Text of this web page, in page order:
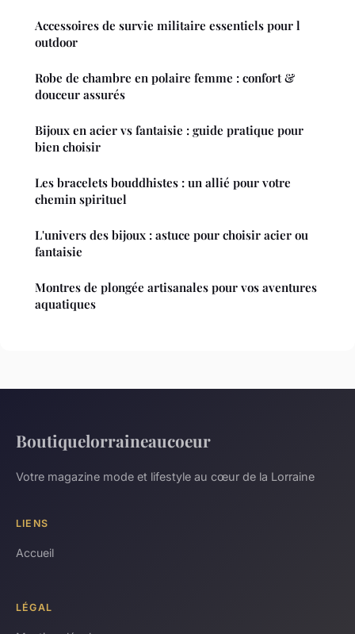
Accessoires de survie militaire essentiels pour l
outdoor
Robe de chambre en polaire femme : confort &
douceur assurés
Bijoux en acier vs fantaisie : guide pratique pour
bien choisir
Les bracelets bouddhistes : un allié pour votre
chemin spirituel
L'univers des bijoux : astuce pour choisir acier ou
fantaisie
Montres de plongée artisanales pour vos aventures
aquatiques
Boutiquelorraineaucoeur
Votre magazine mode et lifestyle au cœur de la Lorraine
LIENS
Accueil
LÉGAL